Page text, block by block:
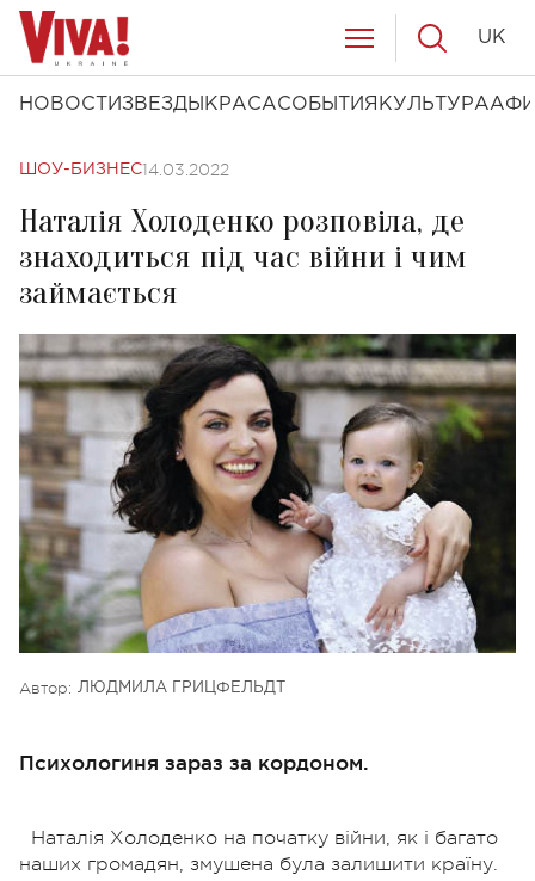
НОВОСТИ ЗВЕЗДЫ КРАСАСОБЫТИЯ КУЛЬТУРА
UK
ШОУ-БИЗНЕС14.03.2022
Наталія Холоденко розповіла, де
знаходиться під час війни і чим
займається
Автор: ЛЮДМИЛА ГРИЦФЕЛЬДТ
Психологиня зараз за кордоном.
Наталія Холоденко на початку війни, як і багато
наших громадян, змушена була залишити країну.